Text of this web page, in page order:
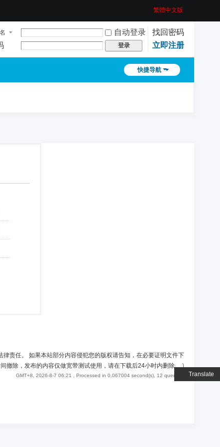
Translate
繁體中文版
自动登录
找回密码
登录 立即注册
快捷导航
责任。 如果本站部分内容侵犯您的版权请告知，在必要证明文件下
撤除，发布的内容仅做宽带测试使用，请在下载后24小时内删除。)
GMT+8, 2026-8-7 06:21 , Processed in 0.067004 second(s), 12 queries .